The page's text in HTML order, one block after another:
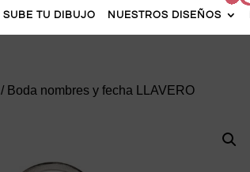
SUBE TU DIBUJO NUESTROS DISEÑOS
/ Boda nombres y fecha LLAVERO